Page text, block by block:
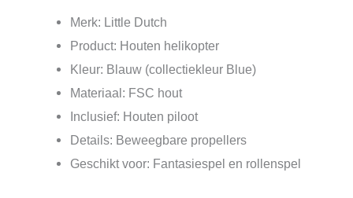
Merk: Little Dutch
Product: Houten helikopter
Kleur: Blauw (collectiekleur Blue)
Materiaal: FSC hout
Inclusief: Houten piloot
Details: Beweegbare propellers
Geschikt voor: Fantasiespel en rollenspel